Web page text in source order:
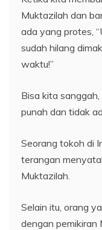
Muktazilah dan
ada yang protes,
sudah hilang
waktu!”
Bisa kita
punah dan tidak
Seorang tokoh di
terangan
Muktazilah.
Selain itu, orang
dengan pemikiran